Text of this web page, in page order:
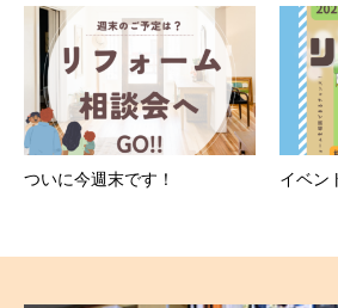
ついに今週末です！ イベン